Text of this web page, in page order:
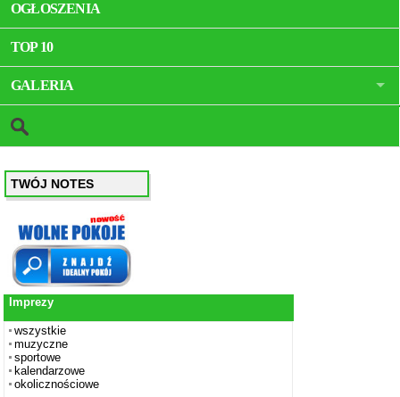
OGŁOSZENIA
TOP 10
GALERIA
TWÓJ NOTES
Imprezy
wszystkie
muzyczne
sportowe
kalendarzowe
okolicznościowe